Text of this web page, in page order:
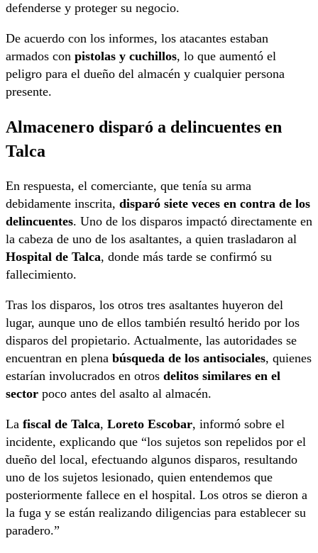
defenderse y proteger su negocio.
De acuerdo con los informes, los atacantes estaban
armados con pistolas y cuchillos, lo que aumentó el
peligro para el dueño del almacén y cualquier persona
presente.
Almacenero disparó a delincuentes en
Talca
En respuesta, el comerciante, que tenía su arma
debidamente inscrita, disparó siete veces en contra de los
delincuentes. Uno de los disparos impactó directamente en
la cabeza de uno de los asaltantes, a quien trasladaron al
Hospital de Talca, donde más tarde se confirmó su
fallecimiento.
Tras los disparos, los otros tres asaltantes huyeron del
lugar, aunque uno de ellos también resultó herido por los
disparos del propietario. Actualmente, las autoridades se
encuentran en plena búsqueda de los antisociales, quienes
estarían involucrados en otros delitos similares en el
sector poco antes del asalto al almacén.
La fiscal de Talca, Loreto Escobar, informó sobre el
incidente, explicando que “los sujetos son repelidos por el
dueño del local, efectuando algunos disparos, resultando
uno de los sujetos lesionado, quien entendemos que
posteriormente fallece en el hospital. Los otros se dieron a
la fuga y se están realizando diligencias para establecer su
paradero.”